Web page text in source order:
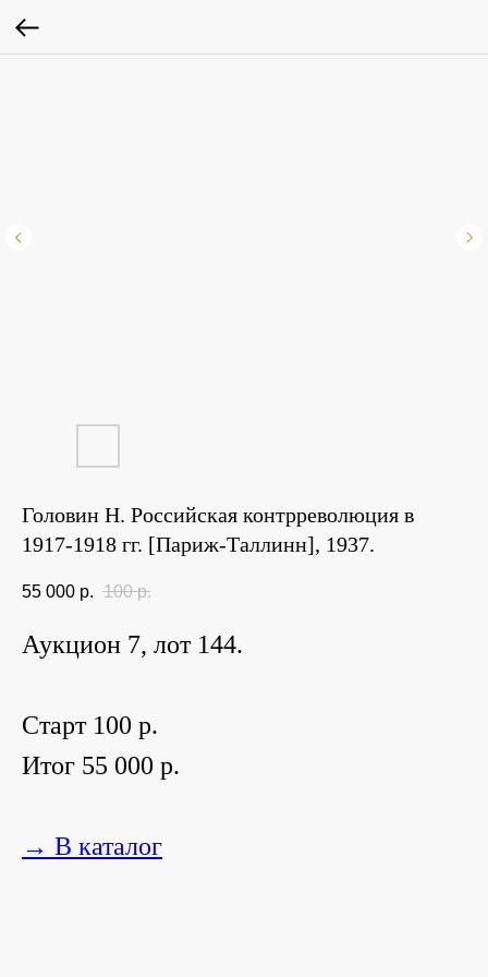
Головин Н. Российская контрреволюция в
1917-1918 гг. [Париж-Таллинн], 1937.
55 000 р. 100 р.
Аукцион 7, лот 144.
Старт 100 р.
Итог 55 000 р.
→ В каталог